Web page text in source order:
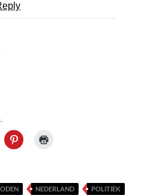
wil einde aan
NEDERLAND POLITIEK